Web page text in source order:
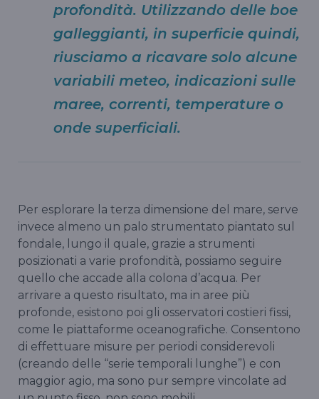
profondità. Utilizzando delle boe
galleggianti, in superficie quindi,
riusciamo a ricavare solo alcune
variabili meteo, indicazioni sulle
maree, correnti, temperature o
onde superficiali.
Per esplorare la terza dimensione del mare, serve
invece almeno un palo strumentato piantato sul
fondale, lungo il quale, grazie a strumenti
posizionati a varie profondità, possiamo seguire
quello che accade alla colona d’acqua. Per
arrivare a questo risultato, ma in aree più
profonde, esistono poi gli osservatori costieri fissi,
come le piattaforme oceanografiche. Consentono
di effettuare misure per periodi considerevoli
(creando delle “serie temporali lunghe”) e con
maggior agio, ma sono pur sempre vincolate ad